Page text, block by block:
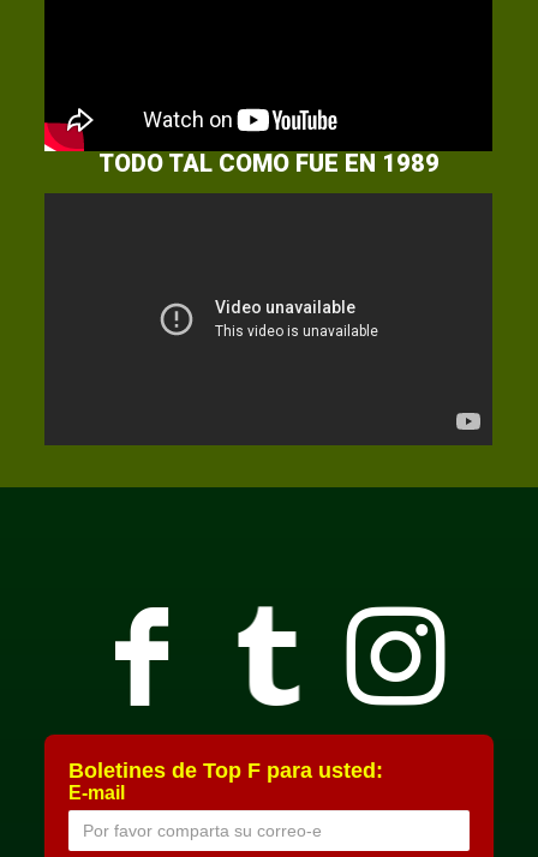
TODO TAL COMO FUE EN 1989
Boletines de Top F para usted:
E-mail